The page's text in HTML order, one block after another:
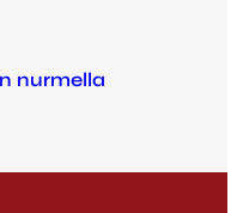
nurmella